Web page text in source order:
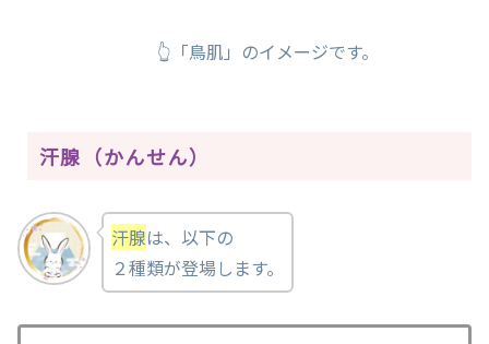
👆「鳥肌」のイメージです。
汗腺（かんせん）
汗腺は、以下の
２種類が登場します。